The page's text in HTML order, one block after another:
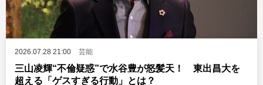
2026.07.28 21:00 芸能
三山凌輝“不倫疑惑”で水谷豊が怒髪天！ 東出昌大を
超える「ゲスすぎる行動」とは？